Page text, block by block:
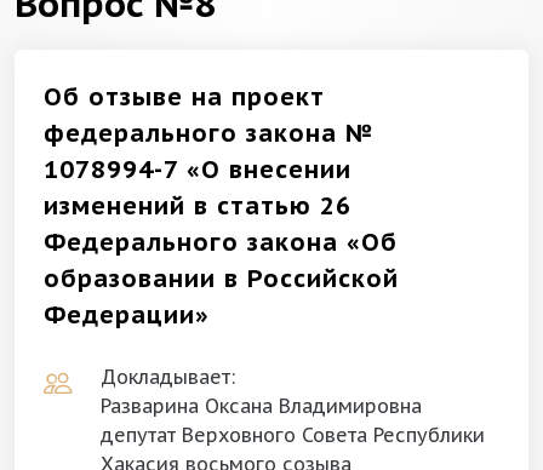
Об отзыве на проект
федерального закона №
1078994-7 «О внесении
изменений в статью 26
Федерального закона «Об
образовании в Российской
Федерации»
Докладывает:
Разварина Оксана Владимировна
депутат Верховного Совета Республики
Хакасия восьмого созыва